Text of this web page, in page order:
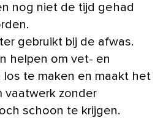
nog niet de tijd gehad
gebruikt bij de afwas.
helpen om vet- en
te maken en maakt het
vaatwerk zonder
schoon te krijgen.